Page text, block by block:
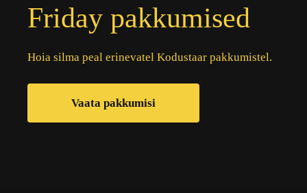
Friday pakkumised
Hoia silma peal erinevatel Kodustaar pakkumistel.
Vaata pakkumisi